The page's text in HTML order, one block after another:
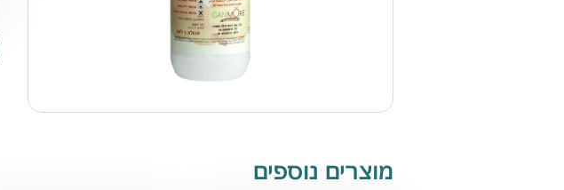
מוצרים נוספים